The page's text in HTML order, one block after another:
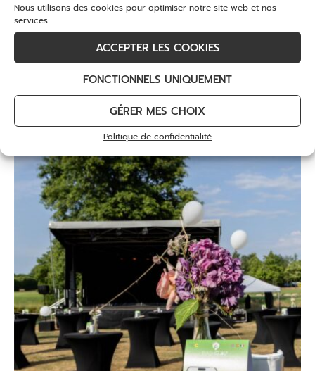
Nous utilisons des cookies pour optimiser notre site web et nos
services.
ACCEPTER LES COOKIES
FONCTIONNELS UNIQUEMENT
GÉRER MES CHOIX
Politique de confidentialité